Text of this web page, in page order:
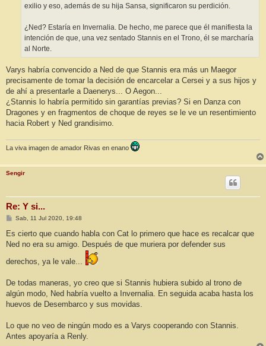
exilio y eso, además de su hija Sansa, significaron su perdición.
¿Ned? Estaría en Invernalia. De hecho, me parece que él manifiesta la
intención de que, una vez sentado Stannis en el Trono, él se marcharía
al Norte.
Varys habría convencido a Ned de que Stannis era más un Maegor
precisamente de tomar la decisión de encarcelar a Cersei y a sus hijos y
de ahí a presentarle a Daenerys... O Aegon...
¿Stannis lo habría permitido sin garantías previas? Si en Danza con
Dragones y en fragmentos de choque de reyes se le ve un resentimiento
hacia Robert y Ned grandisimo.
La viva imagen de amador Rivas en enano
Sengir
Re: Y si...
M
n
a
e
Sab, 11 Jul 2020, 19:48
Es cierto que cuando habla con Cat lo primero que hace es recalcar que
Ned no era su amigo. Después de que muriera por defender sus
derechos, ya le vale...
De todas maneras, yo creo que si Stannis hubiera subido al trono de
algún modo, Ned habría vuelto a Invernalia. En seguida acaba hasta los
huevos de Desembarco y sus movidas.
Lo que no veo de ningún modo es a Varys cooperando con Stannis.
Antes apoyaría a Renly.